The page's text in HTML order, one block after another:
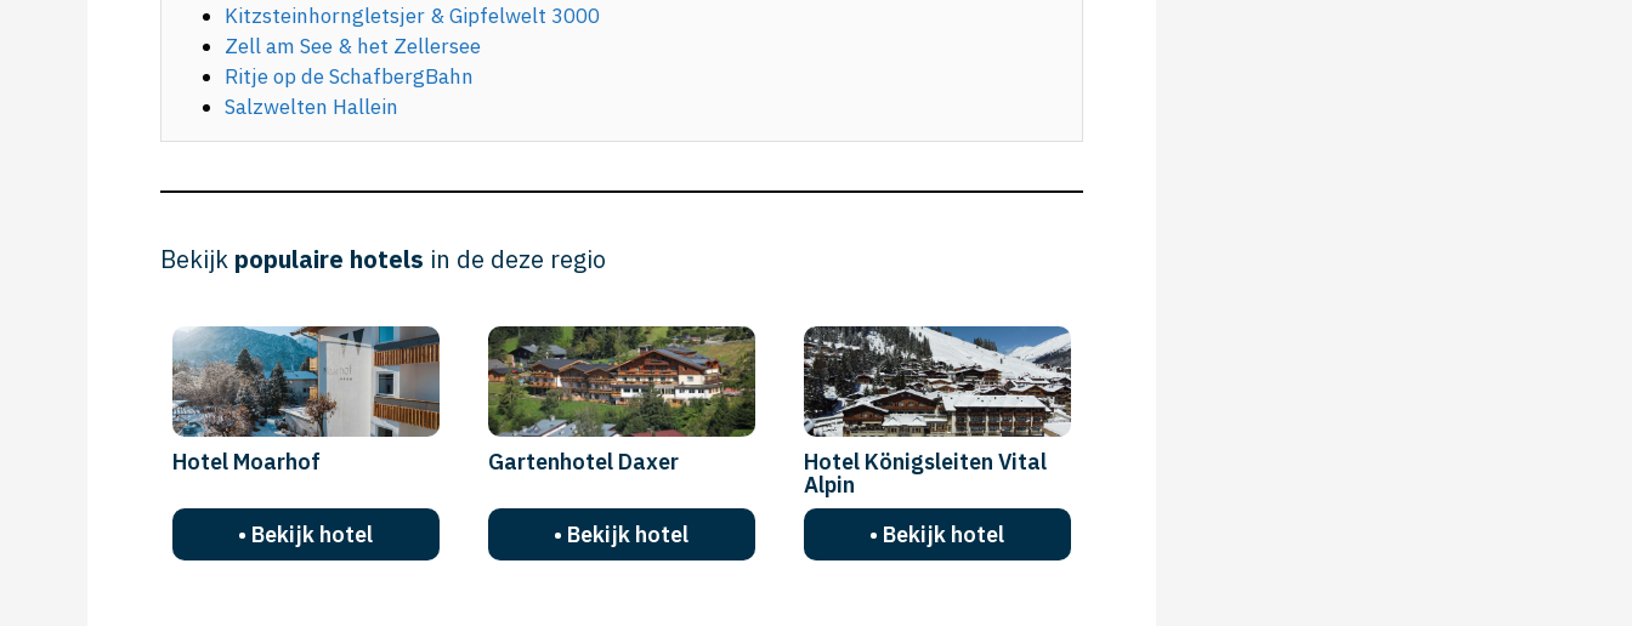
Kitzsteinhorngletsjer & Gipfelwelt 3000
Zell am See & het Zellersee
Ritje op de SchafbergBahn
Salzwelten Hallein
Bekijk populaire hotels in de deze regio
Hotel Moarhof
• Bekijk hotel
Gartenhotel Daxer
• Bekijk hotel
Hotel Königsleiten Vital
Alpin
• Bekijk hotel